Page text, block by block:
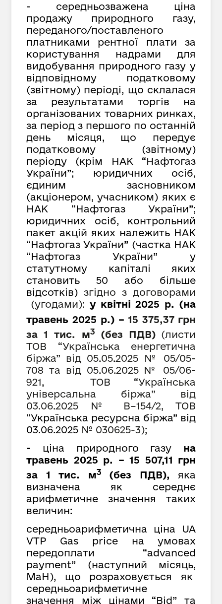
- середньозважена ціна
продажу природного газу,
переданого/поставленого
платниками рентної плати за
користування надрами для
видобування природного газу у
відповідному податковому
(звітному) періоді, що склалася
за результатами торгів на
організованих товарних ринках,
за період з першого по останній
день місяця, що передує
податковому (звітному)
періоду (крім НАК “Нафтогаз
України”; юридичних осіб,
єдиним засновником
(акціонером, учасником) яких є
НАК “Нафтогаз України”;
юридичних осіб, контрольний
пакет акцій яких належить НАК
“Нафтогаз України” (частка НАК
“Нафтогаз України” у
статутному капіталі яких
становить 50 або більше
відсотків) згідно з договорами
(угодами): у квітні 2025 р. (на
травень 2025 р.) –15 375,37 грн
за 1 тис. м3 (без ПДВ) (листи
ТОВ “Українська енергетична
біржа” від 05.05.2025 № 05/05-
708 та від 05.06.2025 № 05/06-
921, ТОВ “Українська
універсальна біржа” від
03.06.2025 № В–154/2, ТОВ
“Українська ресурсна біржа” від
03.06.2025 № 030625-3);
- ціна природного газу на
травень 2025 р. – 15 507,11 грн
за 1 тис. м3 (без ПДВ), яка
визначена як середнє
арифметичне значення таких
величин:
середньоарифметична ціна UA
VTP Gas price на умовах
передоплати “advanced
payment” (наступний місяць,
MaH), що розраховується як
cередньоарифметичне
значення між цінами “Bid” та